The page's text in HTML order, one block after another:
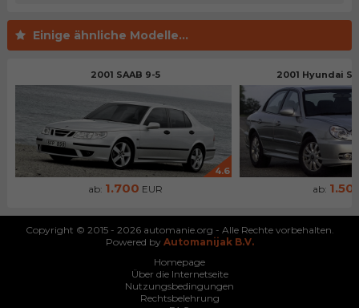
Einige ähnliche Modelle...
2001 SAAB 9-5
4.6
ab: 1.700 EUR
2001 Hyundai
ab:
Copyright © 2015 - 2026 automanie.org - Alle Rechte vorbehalten.
Powered by Automanijak B.V.
Homepage
Über die Internetseite
Nutzungsbedingungen
Rechtsbelehrung